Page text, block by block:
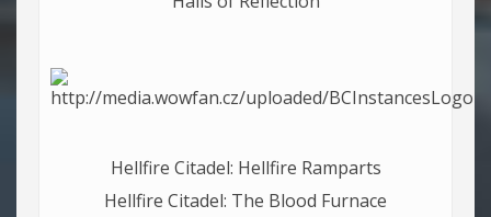
Hellfire Citadel: Hellfire Ramparts
Hellfire Citadel: The Blood Furnace